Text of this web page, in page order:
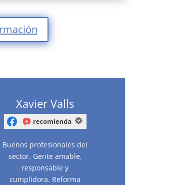
Xavier Valls
Buenos profesionales del
sector. Gente amable,
responsable y
cumplidora. Reforma